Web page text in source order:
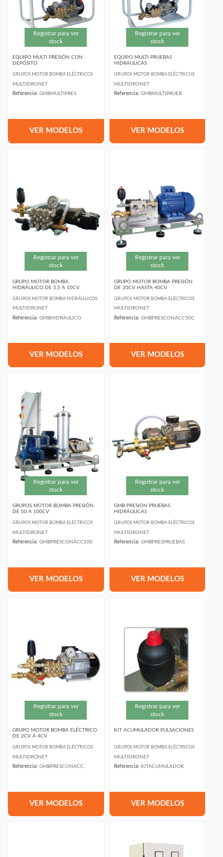
Registrar para ver
stock
EQUIPO MULTI PRESIÓN CON
DEPÓSITO
GRUPOS MOTOR BOMBA ELÉCTRICOS
MULTIDRONET
Referencia: GMBMULTIPRES
VER MODELOS
Registrar para ver
stock
EQUIPO MULTI PRUEBAS
HIDRAULICAS
GRUPOS MOTOR BOMBA ELÉCTRICOS
MULTIDRONET
Referencia: GMBMULTIPRUEB
VER MODELOS
Registrar para ver
stock
GRUPO MOTOR BOMBA
HIDRÁULICO DE 5,5 A 10CV
GRUPOS MOTOR BOMBA HIDRÁULICOS
MULTIDRONET
Referencia: GMBHIDRAULICO
VER MODELOS
Registrar para ver
stock
GRUPO MOTOR BOMBA PRESIÓN
DE 20CV HASTA 40CV
GRUPOS MOTOR BOMBA ELÉCTRICOS
MULTIDRONET
Referencia: GMBPRESCONACC50C
VER MODELOS
Registrar para ver
stock
GRUPOS MOTOR BOMBA PRESIÓN
DE 50 A 100CV
GRUPOS MOTOR BOMBA ELÉCTRICOS
MULTIDRONET
Referencia: GMBPRESCONACC100
VER MODELOS
Registrar para ver
stock
GMB PRESION PRUEBAS
HIDRÁULICAS
GRUPOS MOTOR BOMBA ELÉCTRICOS
MULTIDRONET
Referencia: GMBPRESPRUEBAS
VER MODELOS
Registrar para ver
stock
GRUPO MOTOR BOMBA ELÉCTRICO
DE 2CV A 4CV
GRUPOS MOTOR BOMBA ELÉCTRICOS
MULTIDRONET
Referencia: GMBPRESCONACC
VER MODELOS
Registrar para ver
stock
KIT ACUMULADOR PULSACIONES
GRUPOS MOTOR BOMBA ELÉCTRICOS
MULTIDRONET
Referencia: KITACUMULADOR
VER MODELOS